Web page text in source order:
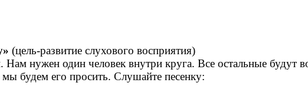
(цель-развитие слухового восприятия)
Нам нужен один человек внутри круга. Все остальные будут
будем его просить. Слушайте песенку: